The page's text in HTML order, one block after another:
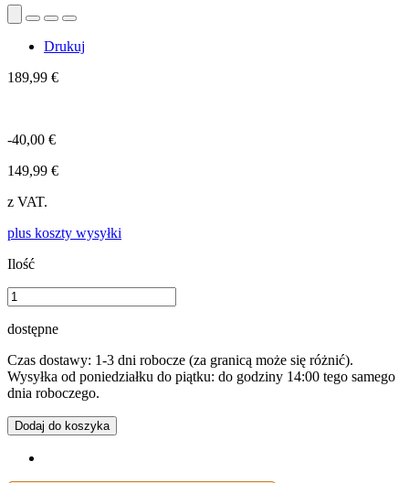
Drukuj
189,99 €
-40,00 €
149,99 €
z VAT.
plus koszty wysyłki
Ilość
dostępne
Czas dostawy: 1-3 dni robocze (za granicą może się różnić).
Wysyłka od poniedziałku do piątku: do godziny 14:00 tego samego
dnia roboczego.
Dodaj do koszyka